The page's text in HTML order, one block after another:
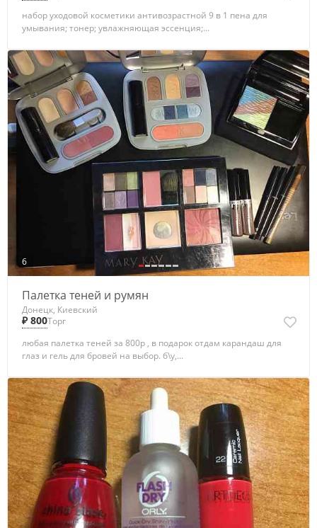
набор уходовой косметики антивозрастной 9 в 1 пена для
умывания; тонер; увлажняющая эссенция;...
6
Палетка теней и румян
Донецк, Киевский
₽ 800Торг
любая палетка теней за 800р , в подарок отдам карандаш для
глаз и гель для бровей на выбор. б\у,...